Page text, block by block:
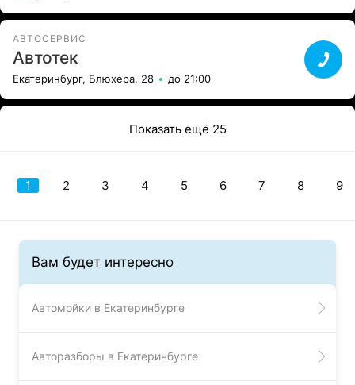
АВТОСЕРВИС
Автотек
Екатеринбург, Блюхера, 28 до 21:00
Показать ещё 25
1 2 3 4 5 6 7 8 9
Вам будет интересно
Автомойки в Екатеринбурге
Авторазборы в Екатеринбурге